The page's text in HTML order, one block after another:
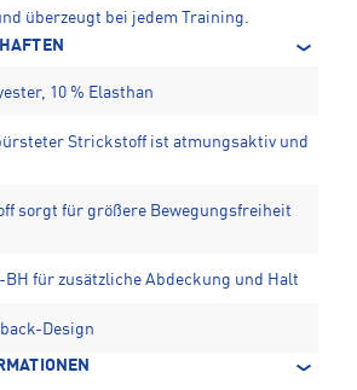
überzeugt bei jedem Training.
10 % Elasthan
Strickstoff ist atmungsaktiv und
sorgt für größere Bewegungsfreiheit
für zusätzliche Abdeckung und Halt
Design